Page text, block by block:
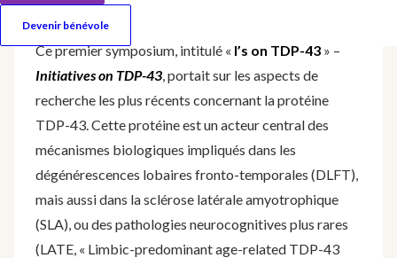
Devenir bénévole
international dédié à l’évènement.
Ce premier symposium, intitulé « I’s on TDP-43 » –
Initiatives on TDP-43, portait sur les aspects de
recherche les plus récents concernant la protéine
TDP-43. Cette protéine est un acteur central des
mécanismes biologiques impliqués dans les
dégénérescences lobaires fronto-temporales (DLFT),
mais aussi dans la sclérose latérale amyotrophique
(SLA), ou des pathologies neurocognitives plus rares
(LATE, « Limbic-predominant age-related TDP-43